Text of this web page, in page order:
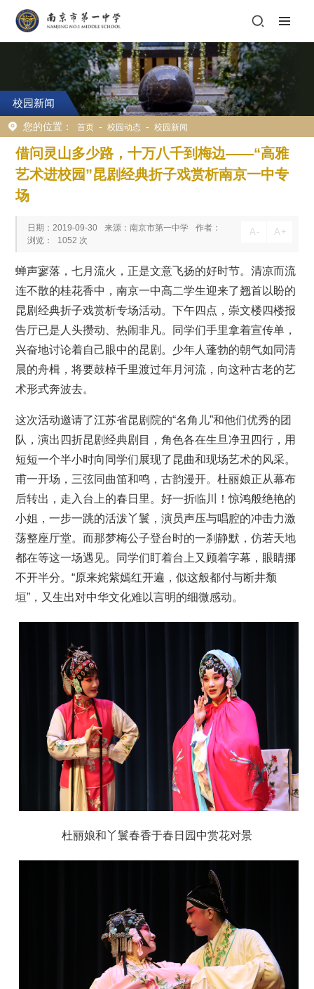
校园新闻
您的位置： 首页 - 校园动态 - 校园新闻
借问灵山多少路，十万八千到梅边——“高雅
艺术进校园”昆剧经典折子戏赏析南京一中专
场
日期：2019-09-30 来源：南京市第一中学
作者：
浏览：
1052 次
A - A +
蝉声寥落，七月流火，正是文意飞扬的好时节。清凉而流
连不散的桂花香中，南京一中高二学生迎来了翘首以盼的
昆剧经典折子戏赏析专场活动。下午四点，崇文楼四楼报
告厅已是人头攒动、热闹非凡。同学们手里拿着宣传单，
兴奋地讨论着自己眼中的昆剧。少年人蓬勃的朝气如同清
晨的舟楫，将要鼓棹千里渡过年月河流，向这种古老的艺
术形式奔波去。
这次活动邀请了江苏省昆剧院的“名角儿”和他们优秀的团
队，演出四折昆剧经典剧目，角色各在生旦净丑四行，用
短短一个半小时向同学们展现了昆曲和现场艺术的风采。
甫一开场，三弦同曲笛和鸣，古韵漫开。杜丽娘正从幕布
后转出，走入台上的春日里。好一折临川！惊鸿般绝艳的
小姐，一步一跳的活泼丫鬟，演员声压与唱腔的冲击力激
荡整座厅堂。而那梦梅公子登台时的一刹静默，仿若天地
都在等这一场遇见。同学们盯着台上又顾着字幕，眼睛挪
不开半分。“原来姹紫嫣红开遍，似这般都付与断井颓
垣”，又生出对中华文化难以言明的细微感动。
杜丽娘和丫鬟春香于春日园中赏花对景